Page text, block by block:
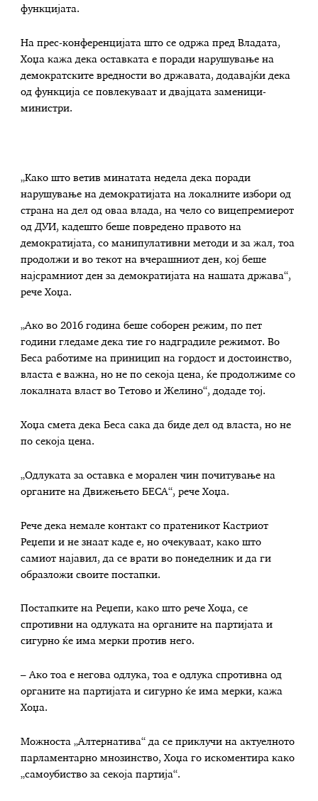
функцијата.
На прес-конференцијата што се одржа пред Владата,
Хоџа кажа дека оставката е поради нарушување на
демократските вредности во државата, додавајќи дека
од функција се повлекуваат и двајцата заменици-
министри.
„Kако што ветив минатата недела дека поради
нарушување на демократијата на локалните избори од
страна на дел од оваа влада, на чело со вицепремиерот
од ДУИ, кадешто беше повредено правото на
демократијата, со манипулативни методи и за жал, тоа
продолжи и во текот на вчерашниот ден, кој беше
најсрамниот ден за демократијата на нашата држава“,
рече Хоџа.
„Ако во 2016 година беше соборен режим, по пет
години гледаме дека тие го надградиле режимот. Во
Беса работиме на приницип на гордост и достоинство,
власта е важна, но не по секоја цена, ќе продолжиме со
локалната власт во Тетово и Желино“, додаде тој.
Хоџа смета дека Беса сака да биде дел од власта, но не
по секоја цена.
„Одлуката за оставка е морален чин почитување на
органите на Движењето БЕСА“, рече Хоџа.
Рече дека немале контакт со пратеникот Кастриот
Реџепи и не знаат каде е, но очекуваат, како што
самиот најавил, да се врати во понеделник и да ги
образложи своите постапки.
Постапките на Реџепи, како што рече Хоџа, се
спротивни на одлуката на органите на партијата и
сигурно ќе има мерки против него.
– Ако тоа е негова одлука, тоа е одлука спротивна од
органите на партијата и сигурно ќе има мерки, кажа
Хоџа.
Можноста „Алтернатива“ да се приклучи на актуелното
парламентарно мнозинство, Хоџа го искоментира како
„самоубиство за секоја партија“.